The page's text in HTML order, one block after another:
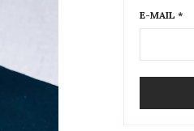
E-MAIL *